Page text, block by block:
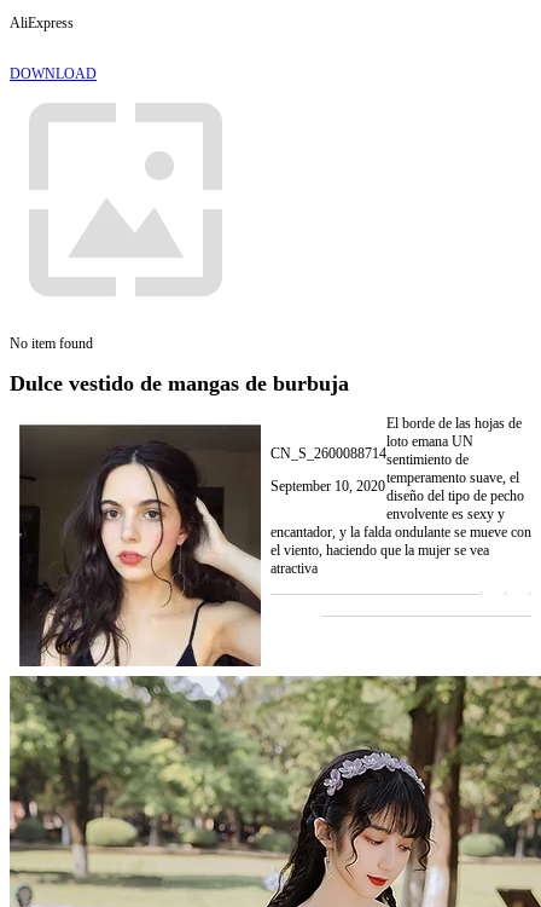
AliExpress
DOWNLOAD
No item found
Dulce vestido de mangas de burbuja
CN_S_2600088714
September 10, 2020
El borde de las hojas de
loto emana UN
sentimiento de
temperamento suave, el
diseño del tipo de pecho
envolvente es sexy y
encantador, y la falda ondulante se mueve con
el viento, haciendo que la mujer se vea
atractiva